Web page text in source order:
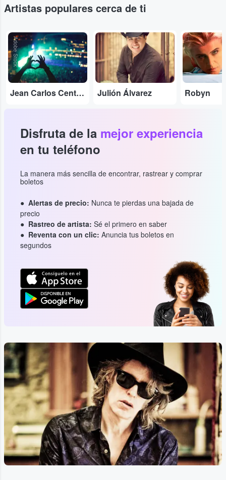
Artistas populares cerca de ti
Adobe Stock
Jean Carlos Centeno
...
Julión Álvarez
...
Robyn
Disfruta de la mejor experiencia
en tu teléfono
La manera más sencilla de encontrar, rastrear y comprar
boletos
Alertas de precio: Nunca te pierdas una bajada de
precio
Rastreo de artista: Sé el primero en saber
Reventa con un clic: Anuncia tus boletos en
segundos